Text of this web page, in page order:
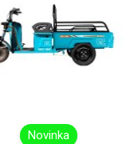
Novinka